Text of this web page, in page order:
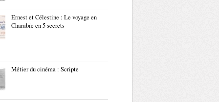
Ernest et Célestine : Le voyage en
Charabïe en 5 secrets
Métier du cinéma : Scripte